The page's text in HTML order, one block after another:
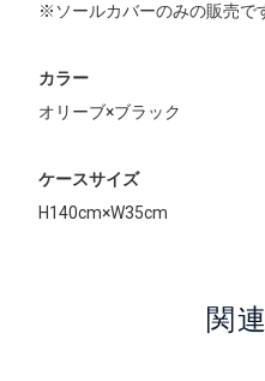
※ソールカバーのみの販売で
カラー
オリーブ×ブラック
ケースサイズ
H140cm×W35cm
関